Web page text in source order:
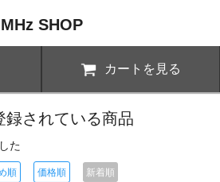
MHz SHOP
カートを見る
録されている商品
た
順 価格順 新着順